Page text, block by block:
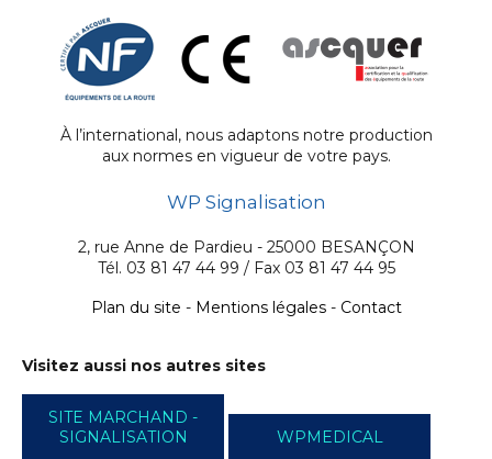
À l’international, nous adaptons notre production
aux normes en vigueur de votre pays.
WP Signalisation
2, rue Anne de Pardieu - 25000 BESANÇON
Tél. 03 81 47 44 99 / Fax 03 81 47 44 95
Plan du site - Mentions légales- Contact
Visitez aussi nos autres sites
SITE MARCHAND -
SIGNALISATION
WPMEDICAL